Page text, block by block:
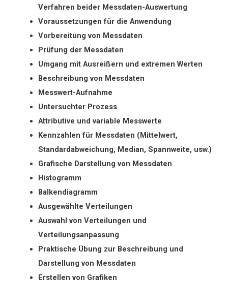
Verfahren beider Messdaten-Auswertung
Voraussetzungen für die Anwendung
Vorbereitung von Messdaten
Prüfung der Messdaten
Umgang mit Ausreißern und extremen Werten
Beschreibung von Messdaten
Messwert-Aufnahme
Untersuchter Prozess
Attributive und variable Messwerte
Kennzahlen für Messdaten (Mittelwert,
Standardabweichung, Median, Spannweite, usw.)
Grafische Darstellung von Messdaten
Histogramm
Balkendiagramm
Ausgewählte Verteilungen
Auswahl von Verteilungen und
Verteilungsanpassung
Praktische Übung zur Beschreibung und
Darstellung von Messdaten
Erstellen von Grafiken